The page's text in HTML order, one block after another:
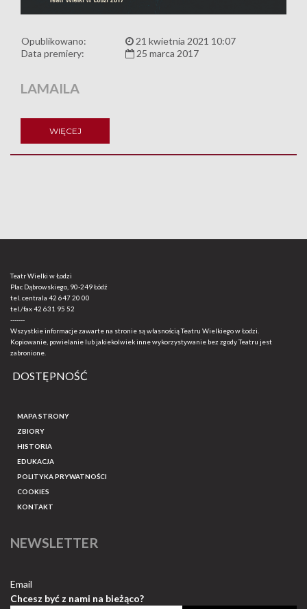
Opublikowano:
21 kwietnia 2021 10:07
Data premiery:
25 marca 2017
LAMAILA
WIĘCEJ
Teatr Wielki w Łodzi
Plac Dąbrowskiego, 90-249 Łódź
tel. centrala 42 647 20 00
tel./fax42 631 95 52
-------
Wszystkie informacje zawarte na stronie są własnością Teatru Wielkiego w Łodzi.
Kopiowanie, powielanie lub jakiekolwiek inne wykorzystywanie bez zgody Teatru jest
zabronione.
DOSTĘPNOŚĆ
MAPA STRONY
ZBIORY
HISTORIA
EDUKACJA
POLITYKA PRYWATNOŚCI
COOKIES
KONTAKT
NEWSLETTER
Email
Chcesz być z nami na bieżąco?